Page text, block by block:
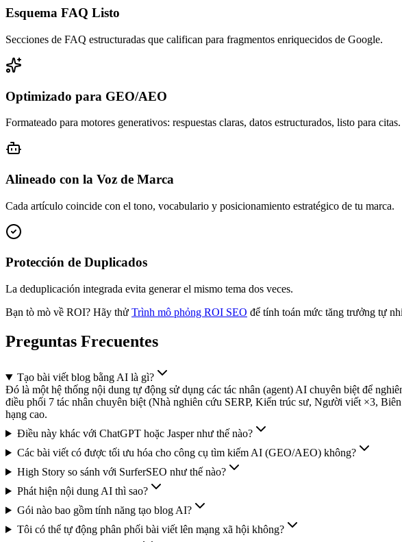
Esquema FAQ Listo
Secciones de FAQ estructuradas que califican para fragmentos enriquecidos de Google.
Optimizado para GEO/AEO
Formateado para motores generativos: respuestas claras, datos estructurados, listo para citas.
Alineado con la Voz de Marca
Cada artículo coincide con el tono, vocabulario y posicionamiento estratégico de tu marca.
Protección de Duplicados
La deduplicación integrada evita generar el mismo tema dos veces.
Bạn tò mò về ROI? Hãy thử Trình mô phỏng ROI SEO để tính toán mức tăng trưởng tự
Preguntas Frecuentes
Tạo bài viết blog bằng AI là gì?
Đó là một hệ thống nội dung tự động sử dụng các tác nhân (agent) AI chuyên biệt để
điều phối 7 tác nhân chuyên biệt (Nhà nghiên cứu SERP, Kiến trúc sư, Người viết ×3,
hạng cao.
Điều này khác với ChatGPT hoặc Jasper như thế nào?
Các bài viết có được tối ưu hóa cho công cụ tìm kiếm AI (GEO/AEO) không?
High Story so sánh với SurferSEO như thế nào?
Phát hiện nội dung AI thì sao?
Gói nào bao gồm tính năng tạo blog AI?
Tôi có thể tự động phân phối bài viết lên mạng xã hội không?